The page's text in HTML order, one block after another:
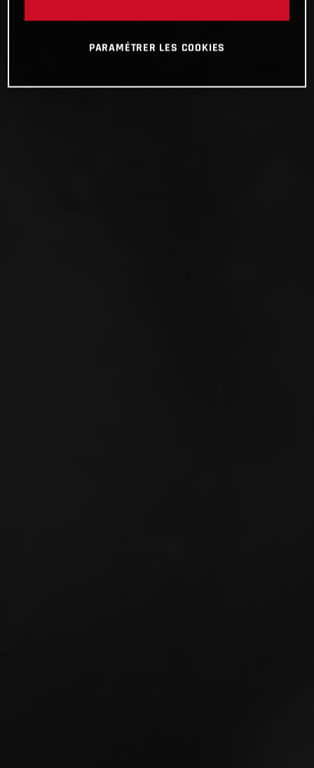
PARAMÉTRER LES COOKIES